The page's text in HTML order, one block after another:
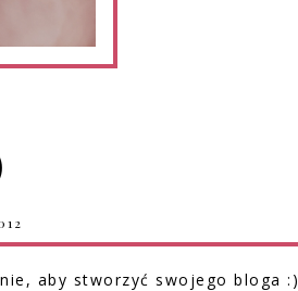
aby stworzyć swojego bloga :)